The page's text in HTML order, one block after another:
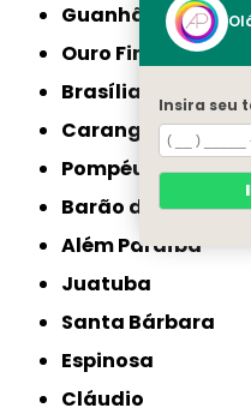
Guanhães
Ouro Fino
Brasília de Minas
Carangola
Pompéu
Barão de Cocais
Além Paraíba
Juatuba
Santa Bárbara
Espinosa
Cláudio
Insira seu